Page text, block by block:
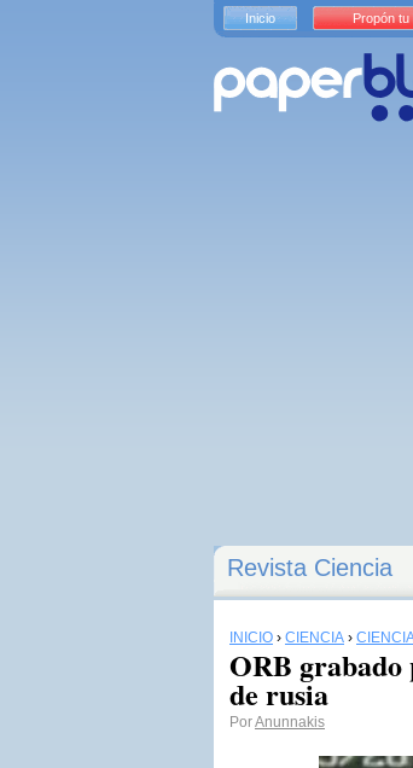
Revista Ciencia
INICIO › CIENCIA ›
ORB grabado
de rusia
PorAnunnakis
Inicio Propón tu